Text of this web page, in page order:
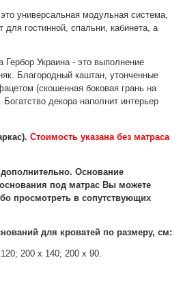
это универсальная модульная система,
для гостинной, спальни, кабинета, а
Украина - это выполнение
Благородный каштан, утонченные
(скошенная боковая грань на
декора наполнит интерьер
Стоимость указана без матраса
Основание
под матрас Вы можете
просмотреть в сопутствующих
для кроватей по размеру, см:
200 х 140; 200 х 90.